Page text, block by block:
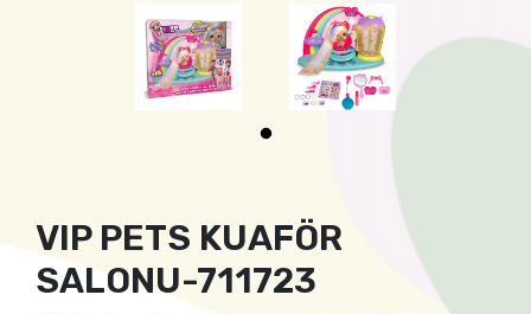
VIP PETS KUAFÖR
SALONU-711723